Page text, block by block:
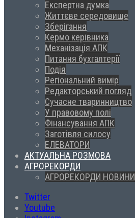
Експертна думка
Життєве середовище
Зберігання
Кермо керівника
Механізація АПК
Питання бухгалтерії
Подія
Регіональний вимір
Редакторський погляд
Сучасне тваринництво
У правовому полі
Фінансування АПК
Заготівля силосу
ЕЛЕВАТОРИ
АКТУАЛЬНА РОЗМОВА
АГРОРЕКОРДИ
АГРОРЕКОРДИ НОВИНИ
Twitter
Youtube